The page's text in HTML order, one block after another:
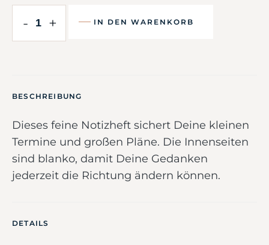
- + IN DEN WARENKORB
BESCHREIBUNG
Dieses feine Notizheft sichert Deine kleinen
Termine und großen Pläne. Die Innenseiten
sind blanko, damit Deine Gedanken
jederzeit die Richtung ändern können.
DETAILS